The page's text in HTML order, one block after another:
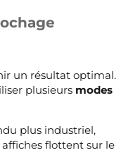
un résultat optimal.
plusieurs modes
plus industriel,
flottent sur le